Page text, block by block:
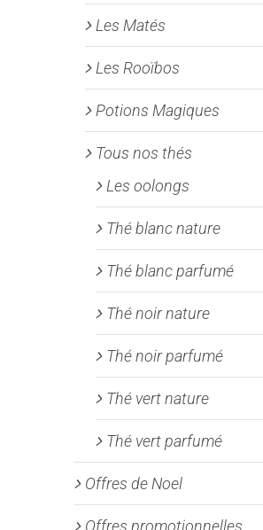
Les Matés
Les Rooïbos
Potions Magiques
Tous nos thés
Les oolongs
Thé blanc nature
Thé blanc parfumé
Thé noir nature
Thé noir parfumé
Thé vert nature
Thé vert parfumé
Offres de Noel
Offres promotionnelles